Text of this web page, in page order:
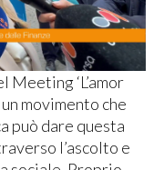
Meeting ‘L’amor
movimento che
può dare questa
l’ascolto e